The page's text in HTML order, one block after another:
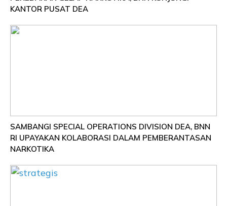
KANTOR PUSAT DEA
SAMBANGI SPECIAL OPERATIONS DIVISION DEA, BNN
RI UPAYAKAN KOLABORASI DALAM PEMBERANTASAN
NARKOTIKA